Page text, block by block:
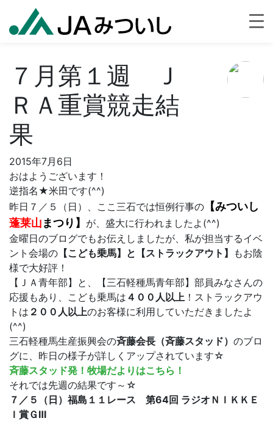
７月第１週 Ｊ
ＲＡ重賞競走結
果
2015年7月6日
おはようございます！
逆指名★米田です(^^)
昨日７／５（日）、ここ三石では恒例行事の 【みついし
蓬莱山まつり】 が、盛大に行われましたよ(^^)
金曜日のブログでもお伝えしましたが、私が担当するイベ
ント会場の 【こども乗馬】と【ストラックアウト】
もお陰
様で大好評！
【ＪＡ青年部】と、【三石軽種馬青年部】部員みなさんの
応援もあり、こども乗馬は ４００人以上 ！ストラックアウ
トは ２００人以上のお客様に利用していただきましたよ
(^^)
三石軽種馬生産振興会の斉藤会長（斉藤スタッド） のブロ
グに、昨日の様子が詳しくアップされています☆
斉藤スタッド発！牧場だよりはこちら！
それでは先週の結果です～☆
７／５（日）福島１１レース 第64回 ラジオＮＩＫＫＥ
Ｉ賞ＧⅢ